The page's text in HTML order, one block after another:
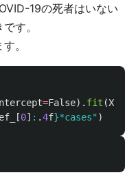
19の死者はいない
す。
。
=False). fit (
[0] : .4f}*cases" )